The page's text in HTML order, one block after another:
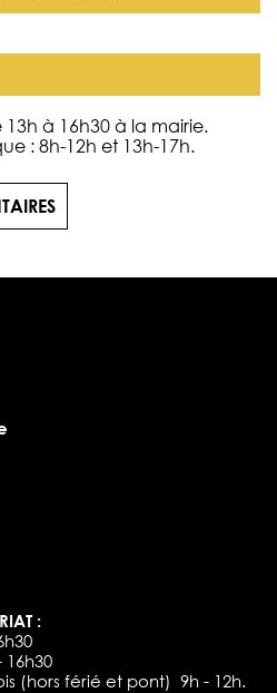
à 16h30 à la mairie.
: 8h-12h et 13h-17h.
:
16h30
(hors férié et pont) 9h - 12h.